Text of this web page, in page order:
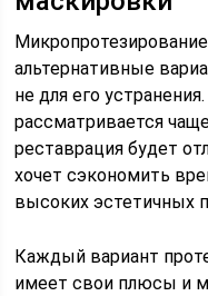
альтернативные
не для его
рассматривается
реставрация будет
хочет сэкономить
высоких эстетичных
Каждый вариант
имеет свои плюсы и